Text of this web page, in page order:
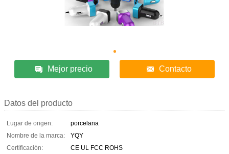
Mejor precio Contacto
Datos del producto
Lugar de origen:
porcelana
Nombre de la marca:
YQY
Certificación:
CE UL FCC ROHS